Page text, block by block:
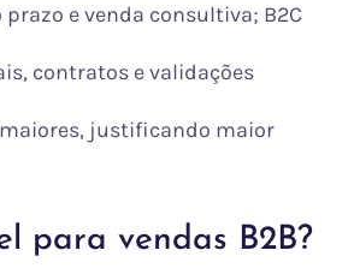
e venda consultiva; B2C
contratos e validações
justificando maior
para vendas B2B?